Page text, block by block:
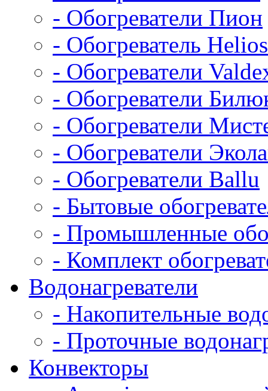
- Обогреватели Пион
- Обогреватель
- Обогреватели
- Обогреватели
- Обогреватели
- Обогреватели
- Обогреватели Ballu
- Бытовые
- Промышленные
- Комплект
Водонагреватели
- Накопительные
- Проточные
Конвекторы